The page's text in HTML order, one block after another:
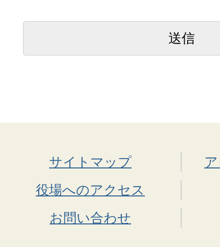
サイトマップ
役場へのアクセス
お問い合わせ